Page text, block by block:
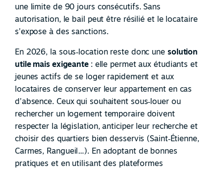
une limite de 90 jours consécutifs. Sans
autorisation, le bail peut être résilié et le locataire
s’expose à des sanctions.
En 2026, la sous‑location reste donc une solution
utile mais exigeante : elle permet aux étudiants et
jeunes actifs de se loger rapidement et aux
locataires de conserver leur appartement en cas
d’absence. Ceux qui souhaitent sous‑louer ou
rechercher un logement temporaire doivent
respecter la législation, anticiper leur recherche et
choisir des quartiers bien desservis (Saint‑Étienne,
Carmes, Rangueil…). En adoptant de bonnes
pratiques et en utilisant des plateformes